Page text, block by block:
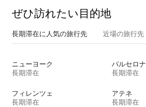
ぜひ訪⁠れ⁠た⁠い目⁠的⁠地
長期滞在に人気の旅行先 近場の旅行先
ニューヨーク
長期滞在
バルセロナ
長期滞在
フィレンツェ
長期滞在
アテネ
長期滞在